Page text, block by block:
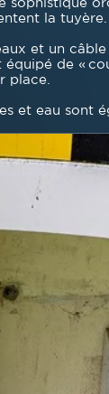
la tuyère.
et un
de «
place.
et eau sont